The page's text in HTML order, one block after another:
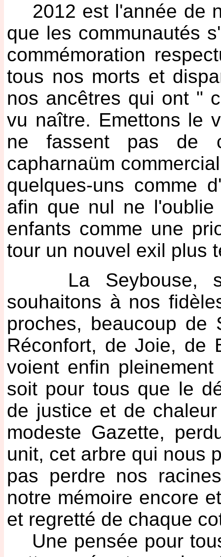
2012 est l'année de
que les communautés
commémoration
tous nos morts et
nos ancêtres qui ont "
vu naître. Emettons le
ne fassent pas de
capharnaüm
quelques-uns comme
afin que nul ne
enfants comme une
tour un nouvel exil plus
La Seybouse, ses
souhaitons à nos
proches, beaucoup de
Réconfort, de Joie, de
voient enfin
soit pour tous que le
de justice et de
modeste Gazette,
unit, cet arbre qui nous
pas perdre nos
notre mémoire encore
et regretté de chaque
Une pensée pour